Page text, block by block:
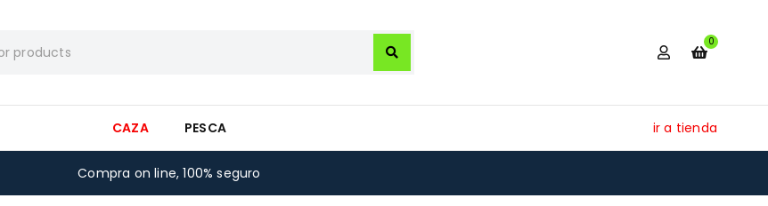
0
CAZA PESCA ir a tienda
Compra on line, 100% seguro